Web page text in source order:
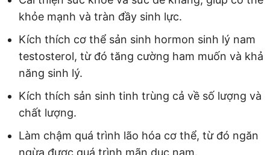
khỏe mạnh và tràn đầy sinh lực.
Kích thích cơ thể sản sinh hormon sinh lý nam
testosterol, từ đó tăng cường ham muốn và khả
năng sinh lý.
Kích thích sản sinh tinh trùng cả về số lượng và
chất lượng.
Làm chậm quá trình lão hóa cơ thể, từ đó ngăn
ngừa được quá trình mãn dục nam.